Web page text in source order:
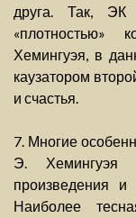
друга. Так, ЭК
«плотностью»
Хемингуэя, в
каузатором
и счастья.
7. Многие
Э. Хемингуэя
произведения
Наиболее